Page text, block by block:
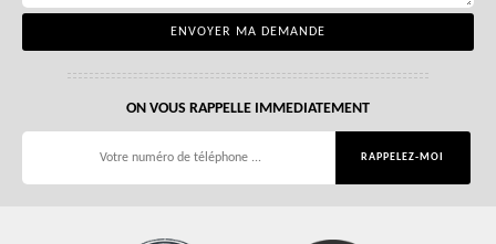
ON VOUS RAPPELLE IMMEDIATEMENT